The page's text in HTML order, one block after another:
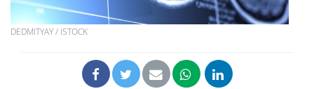
DEDMITYAY / ISTOCK